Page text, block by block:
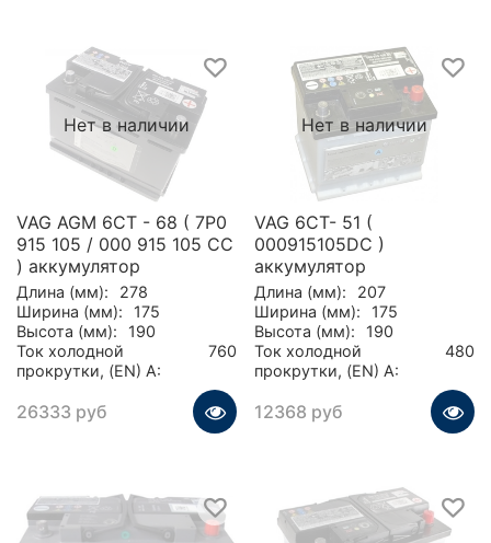
Нет в наличии
VAG AGM 6CT - 68 ( 7P0
915 105 / 000 915 105 CC
) аккумулятор
Длина (мм):
278
Ширина (мм):
175
Высота (мм):
190
Ток холодной
прокрутки, (EN) А:
760
26333 руб
Нет в наличии
VAG 6CT- 51 (
000915105DC )
аккумулятор
Длина (мм):
207
Ширина (мм):
175
Высота (мм):
190
Ток холодной
прокрутки, (EN) А:
480
12368 руб